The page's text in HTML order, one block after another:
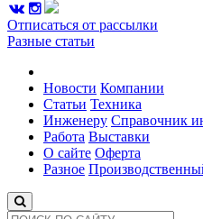
Отписаться от рассылки
Разные статьи
Новости Компании
Статьи Техника
Инженеру Справочник
Работа Выставки
О сайте Оферта
Разное